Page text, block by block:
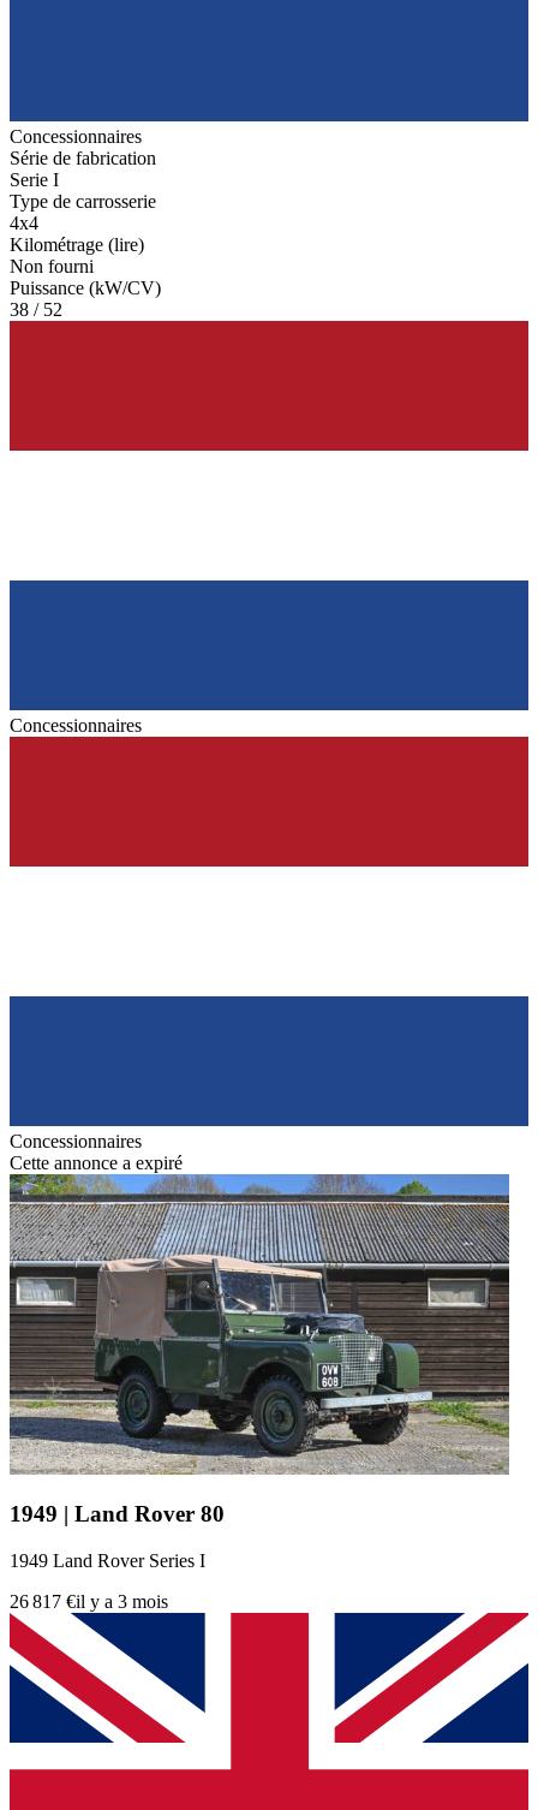
Concessionnaires
Série de fabrication
Serie I
Type de carrosserie
4x4
Kilométrage (lire)
Non fourni
Puissance (kW/CV)
38 / 52
Concessionnaires
Concessionnaires
Cette annonce a expiré
1949 | Land Rover 80
1949 Land Rover Series I
26 817 €il y a 3 mois